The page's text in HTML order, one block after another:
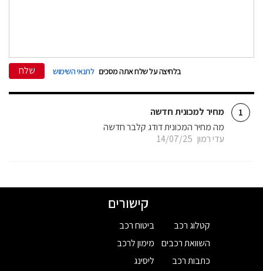
בלחיצה על שלח אתה מסכים לתנאי השימוש שלח
1 מחיר למכונית חדשה
עדי רמון 14/07/25
מה מחיר המכונית דודג קלבר חדשה
קישורים
קטלוג רכב
השוואת רכבים
כתבות רכב
ביטוח רכב
מימון לרכב
ליסינג